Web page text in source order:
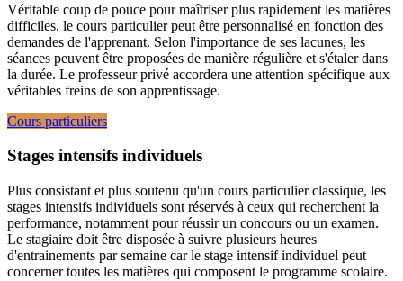
Véritable coup de pouce pour maîtriser plus rapidement les matières
difficiles, le cours particulier peut être personnalisé en fonction des
demandes de l'apprenant. Selon l'importance de ses lacunes, les
séances peuvent être proposées de manière régulière et s'étaler dans
la durée. Le professeur privé accordera une attention spécifique aux
véritables freins de son apprentissage.
Cours particuliers
Stages intensifs individuels
Plus consistant et plus soutenu qu'un cours particulier classique, les
stages intensifs individuels sont réservés à ceux qui recherchent la
performance, notamment pour réussir un concours ou un examen.
Le stagiaire doit être disposée à suivre plusieurs heures
d'entrainements par semaine car le stage intensif individuel peut
concerner toutes les matières qui composent le programme scolaire.